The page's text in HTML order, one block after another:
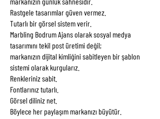
Rastgele tasarımlar güven vermez.
Tutarlı bir görsel sistem verir.
Marbling Bodrum Ajans olarak sosyal medya
tasarımını tekil post üretimi değil;
markanızın dijital kimliğini sabitleyen bir şablon
sistemi olarak kurgularız.
Renkleriniz sabit.
Fontlarınız tutarlı.
Görsel diliniz net.
Böylece her paylaşım markanızı büyütür.